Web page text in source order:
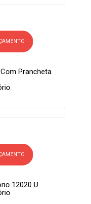
Prancheta
12020 U